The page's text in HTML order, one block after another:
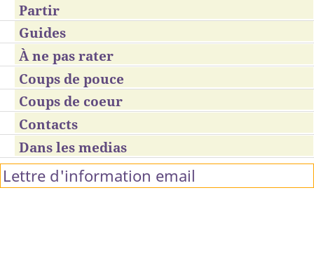
Partir
Guides
À ne pas rater
Coups de pouce
Coups de coeur
Contacts
Dans les medias
Lettre d'information email